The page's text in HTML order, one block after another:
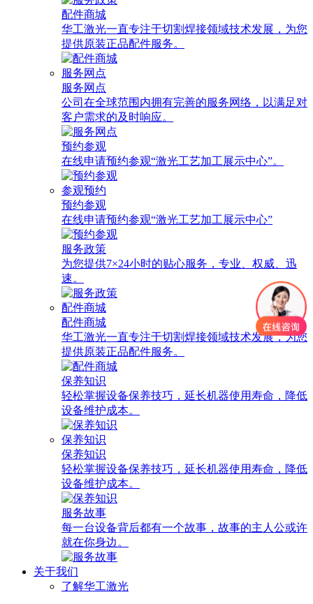
配件商城
华工激光一直专注于切割焊接领域技术发展，为您
提供原装正品配件服务。
服务网点
服务网点
公司在全球范围内拥有完善的服务网络，以满足对
客户需求的及时响应。
预约参观
在线申请预约参观“激光工艺加工展示中心”。
参观预约
预约参观
在线申请预约参观“激光工艺加工展示中心”
服务政策
为您提供7×24小时的贴心服务，专业、权威、迅
速。
配件商城
配件商城
华工激光一直专注于切割焊接领域技术发展，为您
提供原装正品配件服务。
保养知识
轻松掌握设备保养技巧，延长机器使用寿命，降低
设备维护成本。
保养知识
保养知识
轻松掌握设备保养技巧，延长机器使用寿命，降低
设备维护成本。
服务故事
每一台设备背后都有一个故事，故事的主人公或许
就在你身边。
关于我们
了解华工激光